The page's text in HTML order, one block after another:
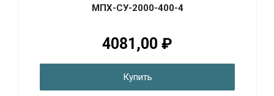
МПХ-СУ-2000-400-4
4081,00 ₽
Купить